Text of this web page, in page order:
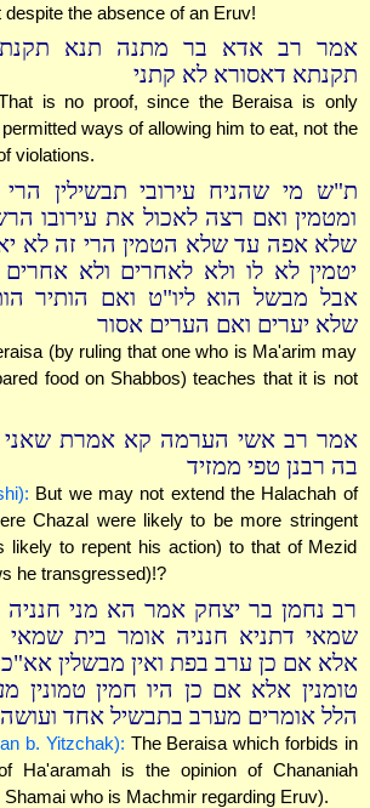
despite the absence of an Eruv!
אמר רב אדא בר מתנה תנא
תקנתא דאסורא לא קתני
is no proof, since the Beraisa is only
ways of allowing him to eat, not the
violations.
ת"ש מי שהניח עירובי תבשילין
ומטמין ואם רצה לאכול את עירובו
שלא אפה עד שלא הטמין הרי זה לא
יטמין לא לו ולא לאחרים ולא אחרים
אבל מבשל הוא ליו"ט ואם הותיר
שלא יערים ואם הערים אסור
(by ruling that one who is Ma'arim may
food on Shabbos) teaches that it is not
אמר רב אשי הערמה קא אמרת שאני
בה רבנן טפי ממזיד
But we may not extend the Halachah of
Chazal were likely to be more stringent
likely to repent his action) to that of Mezid
he transgressed)!?
רב נחמן בר יצחק אמר הא מני חנניה
שמאי דתניא חנניה אומר בית שמאי
אלא אם כן ערב בפת ואין מבשלין
טומנין אלא אם כן היו חמין טמונין
הלל אומרים מערב בתבשיל אחד ועושה
b. Yitzchak): The Beraisa which forbids in
Ha'aramah is the opinion of Chananiah
Shamai who is Machmir regarding Eruv).